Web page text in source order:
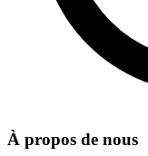
À propos de nous